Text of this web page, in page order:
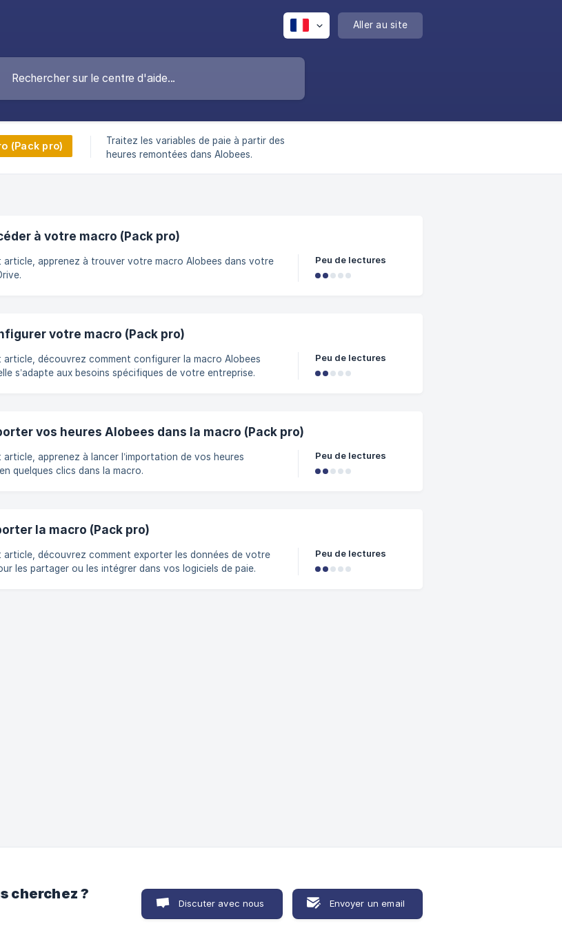
Aller au site
(Pack pro)
Traitez les variables de paie à partir des
heures remontées dans Alobees.
à votre macro (Pack pro)
article, apprenez à trouver votre macro Alobees dans votre
Peu de lectures
votre macro (Pack pro)
article, découvrez comment configurer la macro Alobees
s’adapte aux besoins spécifiques de votre entreprise.
Peu de lectures
vos heures Alobees dans la macro (Pack pro)
article, apprenez à lancer l’importation de vos heures
quelques clics dans la macro.
Peu de lectures
la macro (Pack pro)
article, découvrez comment exporter les données de votre
les partager ou les intégrer dans vos logiciels de paie.
Peu de lectures
cherchez ?
Discuter avec nous Envoyer un email